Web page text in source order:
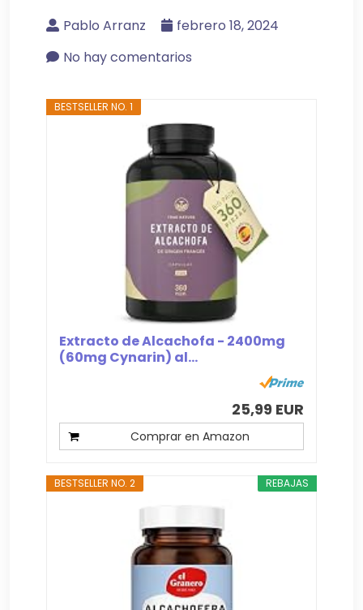
Pablo Arranz
febrero 18, 2024
No hay comentarios
BESTSELLER NO. 1
Extracto de Alcachofa - 2400mg
(60mg Cynarin) al...
25,99 EUR
Comprar en Amazon
REBAJAS
BESTSELLER NO. 2